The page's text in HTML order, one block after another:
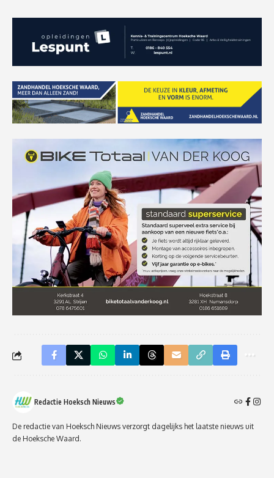
Redactie Hoeksch Nieuws
De redactie van Hoeksch Nieuws verzorgt dagelijks het laatste nieuws uit
de Hoeksche Waard.